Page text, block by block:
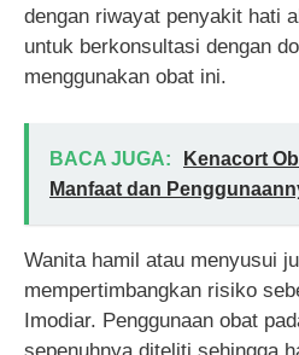
dengan riwayat penyakit hati
untuk berkonsultasi dengan
menggunakan obat ini.
BACA JUGA:
Kenacort
Manfaat dan
Wanita hamil atau menyusui
mempertimbangkan risiko
Imodiar. Penggunaan obat
sepenuhnya diteliti sehingga